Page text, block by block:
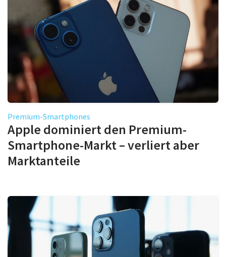
Premium-Smartphones
Apple dominiert den Premium-
Smartphone-Markt – verliert aber
Marktanteile